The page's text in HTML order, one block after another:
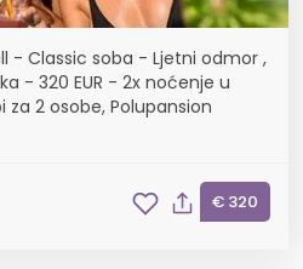
- Classic soba - Ljetni odmor ,
- 320 EUR - 2x noćenje u
2 osobe, Polupansion
€ 320